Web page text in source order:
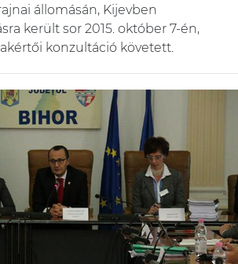
állomásán, Kijevben
került sor 2015. október 7-én,
konzultáció követett.